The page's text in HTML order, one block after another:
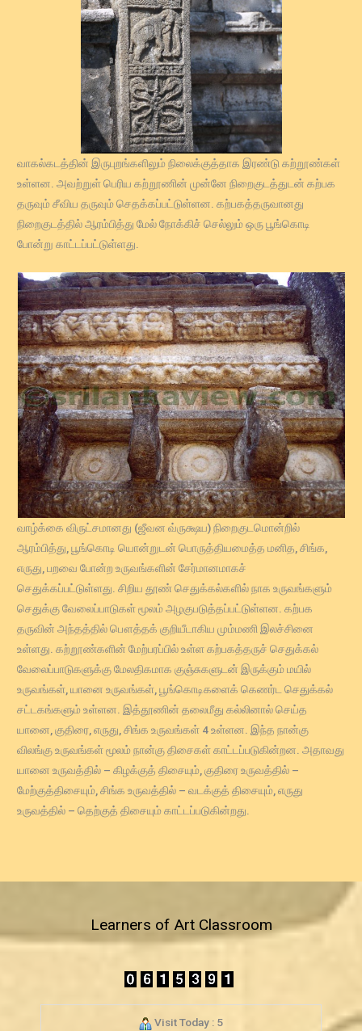
வாகல்கடத்தின் இருபுறங்களிலும் நிலைக்குத்தாக இரண்டு கற்றூண்கள்
உள்ளன. அவற்றுள் பெரிய கற்றூணின் முன்னே நிறைகுடத்துடன் கற்பக
தருவும் சீவிய தருவும் செதக்கப்பட்டுள்ளன. கற்பகத்தருவானது
நிறைகுடத்தில் ஆரம்பித்து மேல் நோக்கிச் செல்லும் ஒரு பூங்கொடி
போன்று காட்டப்பட்டுள்ளது.
வாழ்க்கை விருட்சமானது (ஜீவன வ்ருக்ஷய) நிறைகுடமொன்றில்
ஆரம்பித்து, பூங்கொடி யொன்றுடன் பொருத்தியமைத்த மனித, சிங்க,
எருது, பறவை போன்ற உருவங்களின் சேர்மானமாகச்
செதுக்கப்பட்டுள்ளது. சிறிய தூண் செதுக்கல்களில் நாக உருவங்களும்
செதுக்கு வேலைப்பாடுகள் மூலம் அழகுபடுத்தப்பட்டுள்ளன. கற்பக
தருவின் அந்தத்தில் பௌத்தக் குறியீடாகிய மும்மணி இலச்சினை
உள்ளது. கற்றூண்களின் மேற்பரப்பில் உள்ள கற்பகத்தருச் செதுக்கல்
வேலைப்பாடுகளுக்கு மேலதிகமாக குஞ்சுகளுடன் இருக்கும் மயில்
உருவங்கள், யானை உருவங்கள், பூங்கொடிகளைக் கெணர்ட செதுக்கல்
சட்டகங்களும் உள்ளன. இத்தூணின் தலைமீது கல்லினால் செய்த
யானை, குதிரை, எருது, சிங்க உருவங்கள் 4 உள்ளன. இந்த நான்கு
விலங்கு உருவங்கள் மூலம் நான்கு திசைகள் காட்டப்படுகின்றன. அதாவது
யானை உருவத்தில் – கிழக்குத் திசையும், குதிரை உருவத்தில் –
மேற்குத்திசையும், சிங்க உருவத்தில் – வடக்குத் திசையும், எருது
உருவத்தில் – தெற்குத் திசையும் காட்டப்படுகின்றது.
Learners of Art Classroom
Visit Today : 5